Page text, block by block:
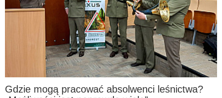
Gdzie mogą pracować absolwenci leśnictwa?